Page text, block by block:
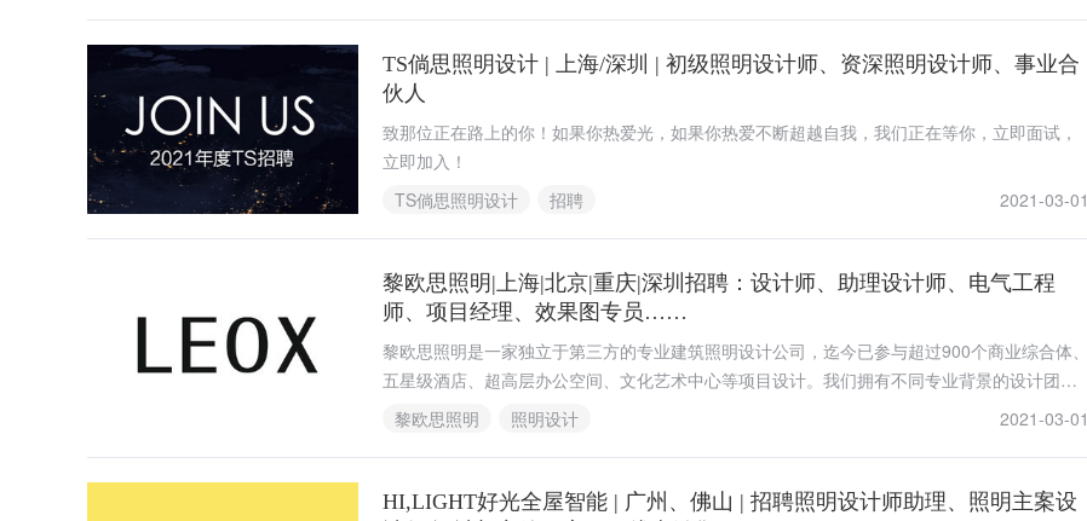
TS倘思照明设计 | 上海/深圳 | 初级照明设计师、资深照明设计师、事业合
伙人
致那位正在路上的你！如果你热爱光，如果你热爱不断超越自我，我们正在等你，立即面试，
立即加入！
TS倘思照明设计
招聘 2021-03-01
黎欧思照明|上海|北京|重庆|深圳招聘：设计师、助理设计师、电气工程
师、项目经理、效果图专员……
黎欧思照明是一家独立于第三方的专业建筑照明设计公司，迄今已参与超过900个商业综合体、
五星级酒店、超高层办公空间、文化艺术中心等项目设计。我们拥有不同专业背景的设计团队
和一群乐于分享的设计师。我们寻求热爱照明设计，擅长团队合作，乐于不断学习的伙伴们！
黎欧思照明 照明设计 2021-03-01
HI,LIGHT好光全屋智能 | 广州、佛山 | 招聘照明设计师助理、照明主案设